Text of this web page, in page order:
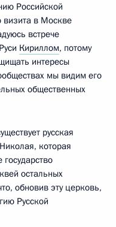
Российской
в Москве
встрече
Кириллом, потому
интересы
мы видим его
общественных
русская
которая
остальных
обновив эту церковь,
Русской